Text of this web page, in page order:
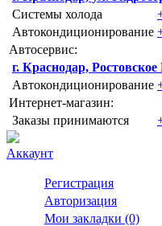
Системы холода
Автокондиционирование
Автосервис:
г. Краснодар,
Автокондиционирование
Интернет-магазин:
Заказы принимаются
Аккаунт
Регистрация
Авторизация
Мои закладки (0)